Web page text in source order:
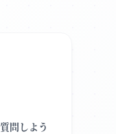
問しよう